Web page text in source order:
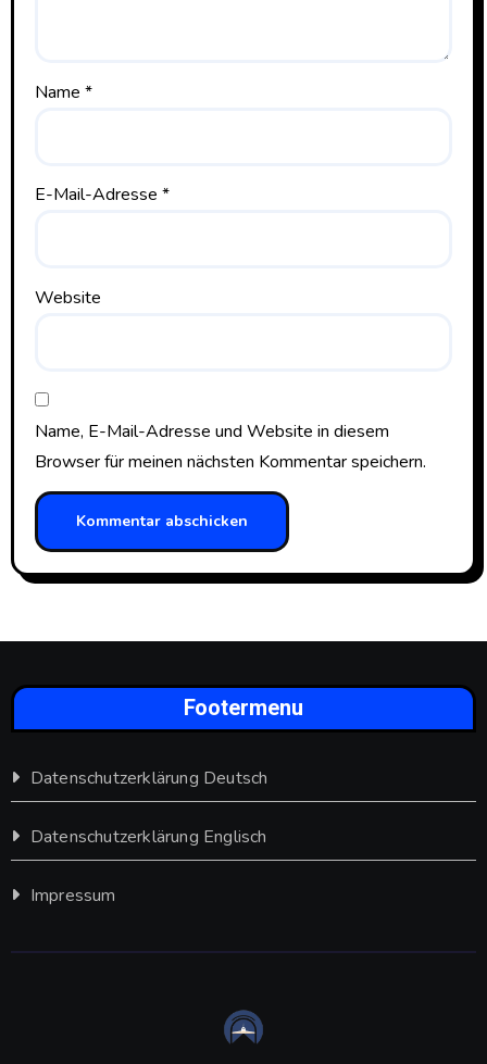
Name *
E-Mail-Adresse *
Website
Name, E-Mail-Adresse und Website in diesem
Browser für meinen nächsten Kommentar speichern.
Footermenu
Datenschutzerklärung Deutsch
Datenschutzerklärung Englisch
Impressum